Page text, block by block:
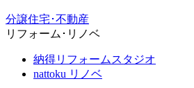
分譲住宅･不動産
リフォーム･リノベ
納得リフォームスタジオ
nattoku リノベ